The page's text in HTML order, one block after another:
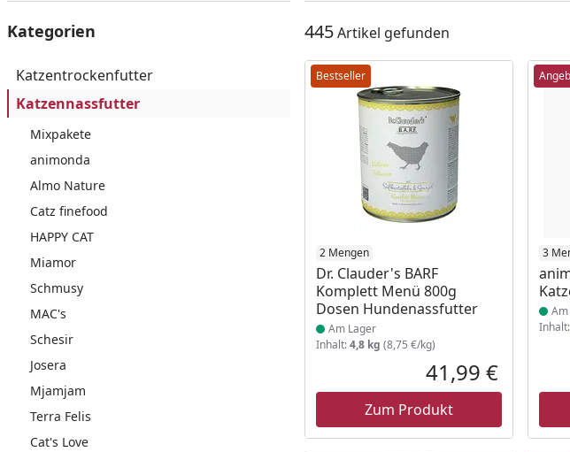
Kategorien
Katzentrockenfutter
Katzennassfutter
Mixpakete
animonda
Almo Nature
Catz finefood
HAPPY CAT
Miamor
Schmusy
MAC's
Schesir
Josera
Mjamjam
Terra Felis
Cat's Love
445Artikel gefunden
Bestseller
2 Mengen
Dr. Clauder's BARF
Komplett Menü 800g
Dosen Hundenassfutter
Produkt am Lager
Am Lager
Inhalt:4,8 kg (8,75 €/kg)
Aktueller
41,99 €
Zum Produkt
3
Inhalt: